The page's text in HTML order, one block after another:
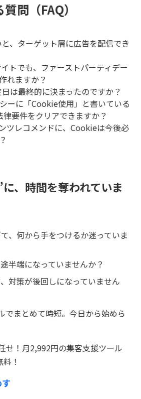
問（FAQ）
、ターゲット層に広告を配信でき
トでも、ファーストパーティデー
れますか？
は最終的に決まったのですか？
ーに「Cookie使用」と書いている
律要件をクリアできますか？
ツレコメンドに、Cookieは今後必
、時間を奪われていま
、何から手をつけるか迷っていま
半端になっていませんか？
対策が後回しになっていません
でまとめて時短。今日から始めら
せ！月2,992円の集客支援ツール
！